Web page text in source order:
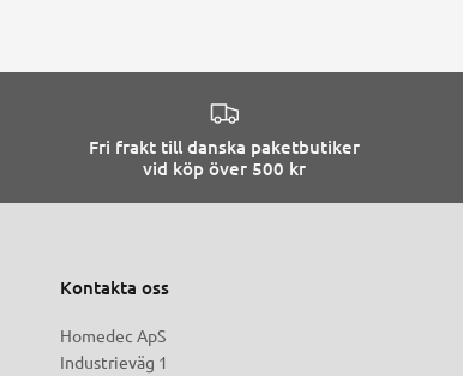
Fri frakt till danska paketbutiker
vid köp över 500 kr
Kontakta oss
Homedec ApS
Industrieväg 1